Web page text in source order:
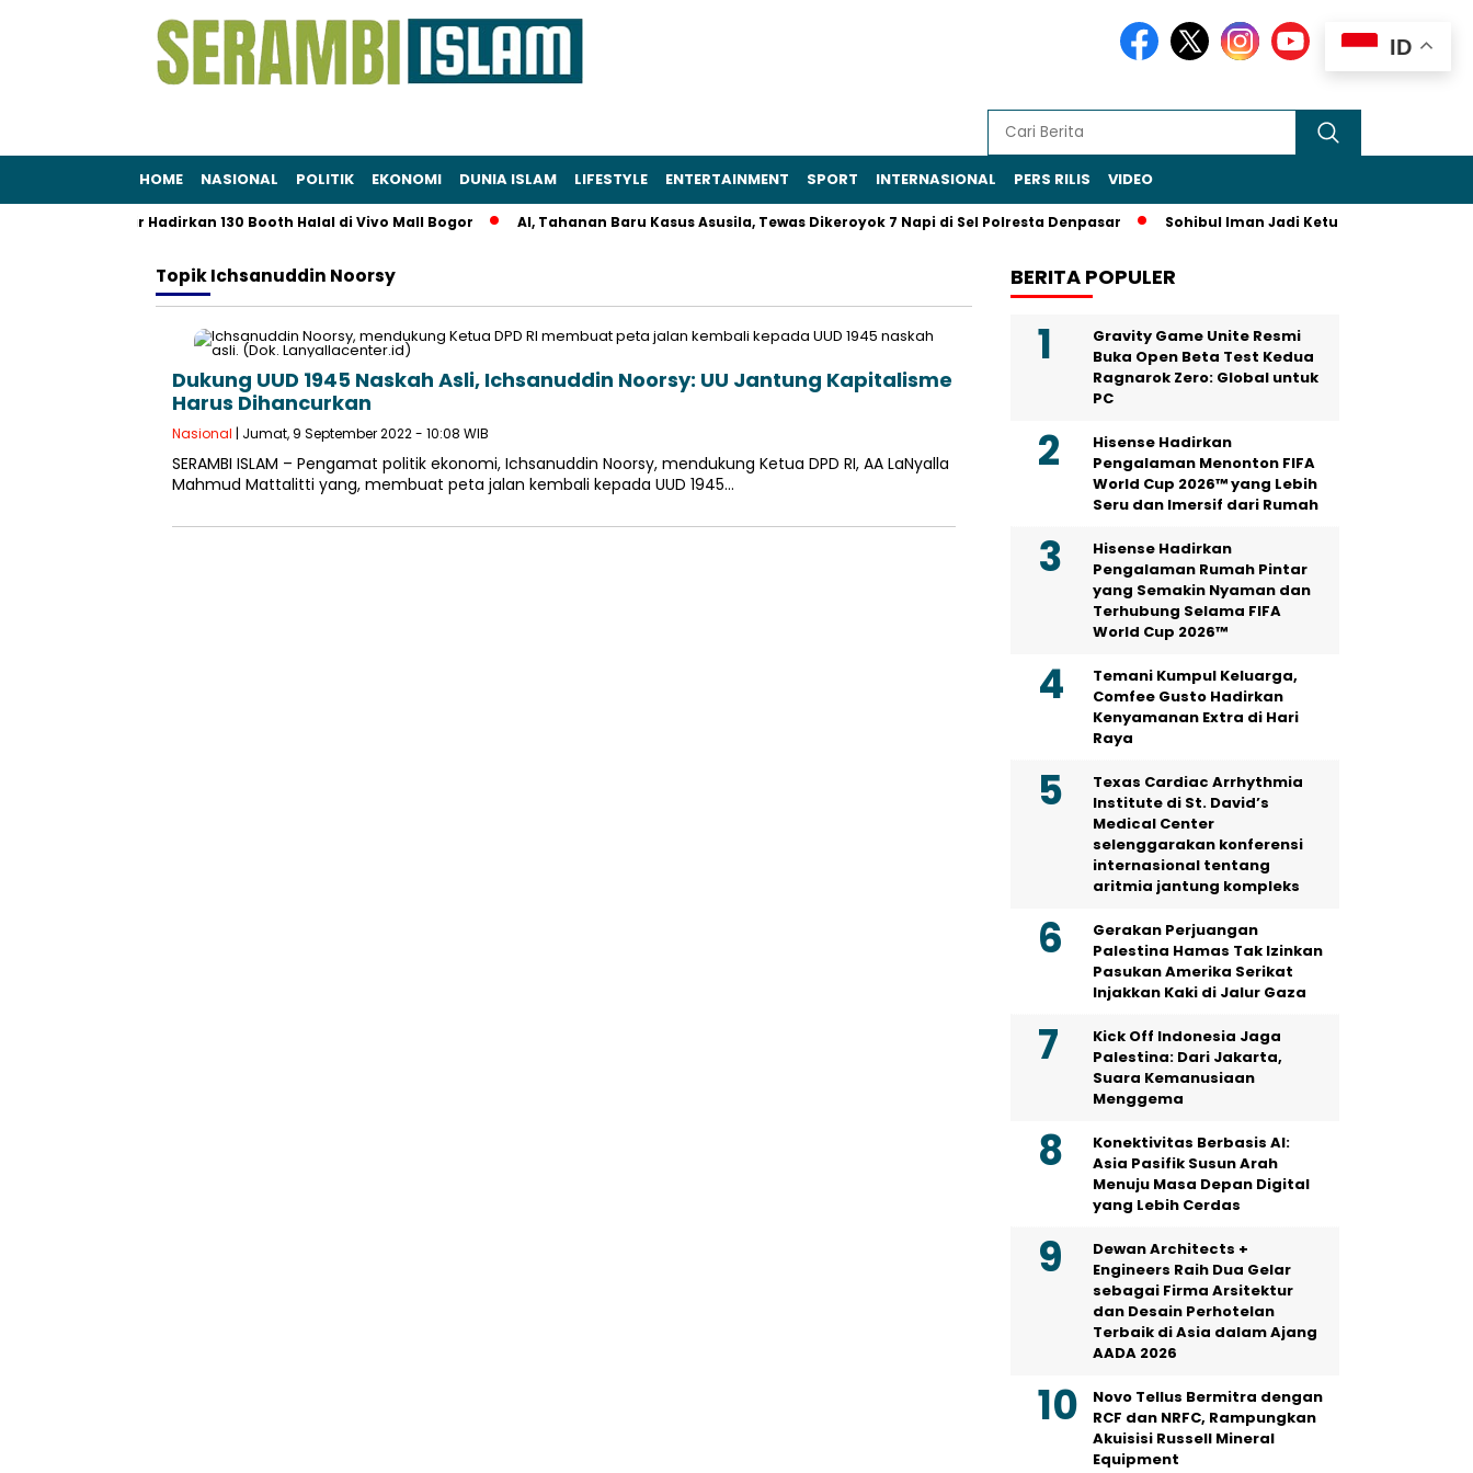
HOME NASIONAL POLITIK EKONOMI DUNIA ISLAM LIFESTYLE ENTERTAINMENT SPORT INTERNASIONAL PERS RILIS VIDEO
Muslim LifeFair Hadirkan 130 Booth Halal di Vivo Mall Bogor AI, Tahanan Baru Kasus Asusila, Tewas Dikeroyok 7 Napi di Sel Polresta Denpasar Sohibul Iman Jadi Ketua Majelis Syuro
TopikIchsanuddin Noorsy
Dukung UUD 1945 Naskah Asli, Ichsanuddin Noorsy: UU Jantung Kapitalisme
Harus Dihancurkan
Nasional | Jumat, 9 September 2022 - 10:08 WIB
SERAMBI ISLAM – Pengamat politik ekonomi, Ichsanuddin Noorsy, mendukung Ketua DPD RI, AA LaNyalla
Mahmud Mattalitti yang, membuat peta jalan kembali kepada UUD 1945…
BERITA POPULER
Gravity Game Unite Resmi
Buka Open Beta Test Kedua
Ragnarok Zero: Global untuk
PC
Hisense Hadirkan
Pengalaman Menonton FIFA
World Cup 2026™ yang Lebih
Seru dan Imersif dari Rumah
Hisense Hadirkan
Pengalaman Rumah Pintar
yang Semakin Nyaman dan
Terhubung Selama FIFA
World Cup 2026™
Temani Kumpul Keluarga,
Comfee Gusto Hadirkan
Kenyamanan Extra di Hari
Raya
Texas Cardiac Arrhythmia
Institute di St. David’s
Medical Center
selenggarakan konferensi
internasional tentang
aritmia jantung kompleks
Gerakan Perjuangan
Palestina Hamas Tak Izinkan
Pasukan Amerika Serikat
Injakkan Kaki di Jalur Gaza
Kick Off Indonesia Jaga
Palestina: Dari Jakarta,
Suara Kemanusiaan
Menggema
Konektivitas Berbasis AI:
Asia Pasifik Susun Arah
Menuju Masa Depan Digital
yang Lebih Cerdas
Dewan Architects +
Engineers Raih Dua Gelar
sebagai Firma Arsitektur
dan Desain Perhotelan
Terbaik di Asia dalam Ajang
AADA 2026
Novo Tellus Bermitra dengan
RCF dan NRFC, Rampungkan
Akuisisi Russell Mineral
Equipment
ID